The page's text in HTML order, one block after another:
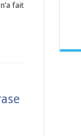
fait